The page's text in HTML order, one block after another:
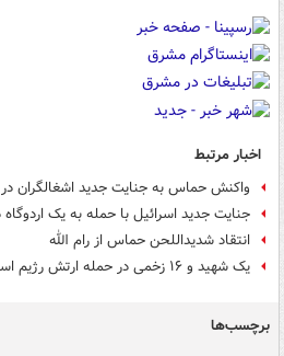
اخبار مرتبط
واکنش حماس به جنایت جدید اشغالگران
جنایت جدید اسرائیل با حمله به یک
انتقاد شدیداللحن حماس از رام الله
یک شهید و ۱۶ زخمی در حمله ارتش رژیم اسرائیل به جنوب غزه
برچسب‌ها